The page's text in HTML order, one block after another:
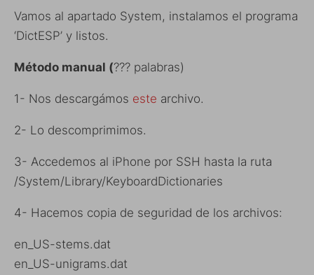
Vamos al apartado System, instalamos el programa
‘DictESP’ y listos.
Método manual (??? palabras)
1- Nos descargámos este archivo.
2- Lo descomprimimos.
3- Accedemos al iPhone por SSH hasta la ruta
/System/Library/KeyboardDictionaries
4- Hacemos copia de seguridad de los archivos:
en_US-stems.dat
en_US-unigrams.dat